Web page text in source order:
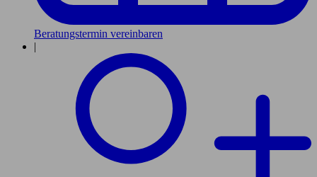
Beratungstermin vereinbaren
|